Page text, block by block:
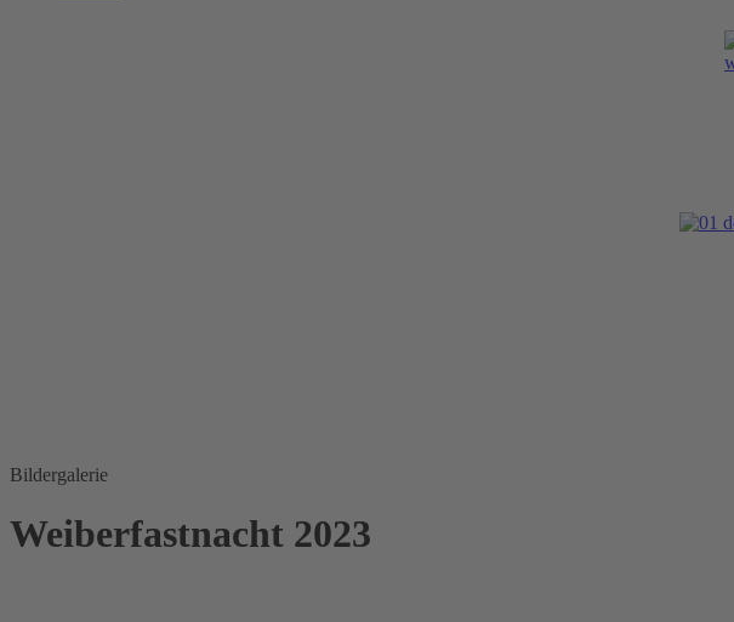
Bildergalerie
Weiberfastnacht 2023